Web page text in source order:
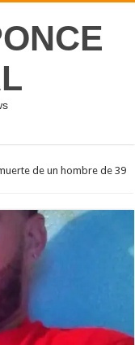
de un hombre de 39